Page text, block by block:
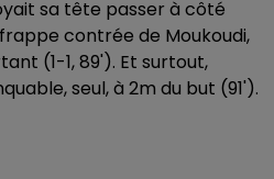
sa tête passer à côté
contrée de Moukoudi,
(1-1, 89'). Et surtout,
seul, à 2m du but (91').